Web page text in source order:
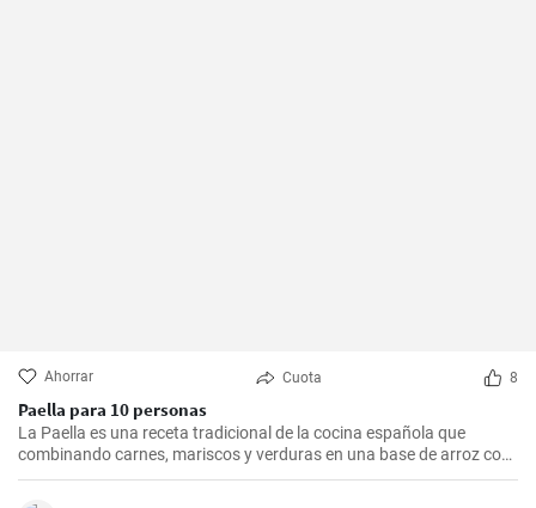
Ahorrar Cuota 8
Paella para 10 personas
La Paella es una receta tradicional de la cocina española que
combinando carnes, mariscos y verduras en una base de arroz con
una mezcla de especias, ofrece una experiencia culinaria llena de